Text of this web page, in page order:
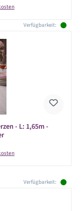
Verfügbarkeit:
- L: 1,65m -
Verfügbarkeit: